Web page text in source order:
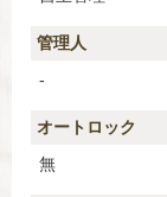
管理人
-
オートロック
無